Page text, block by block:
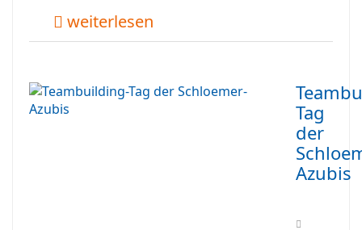
weiterlesen
Tag
der
Azubis